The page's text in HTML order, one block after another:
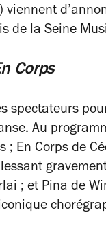
de la Seine
Corps
spectateurs
Au
; En Corps de
; et Pina de